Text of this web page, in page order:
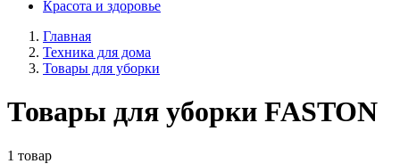
Красота и здоровье
Главная
Техника для дома
Товары для уборки
Товары для уборки FASTON
1 товар